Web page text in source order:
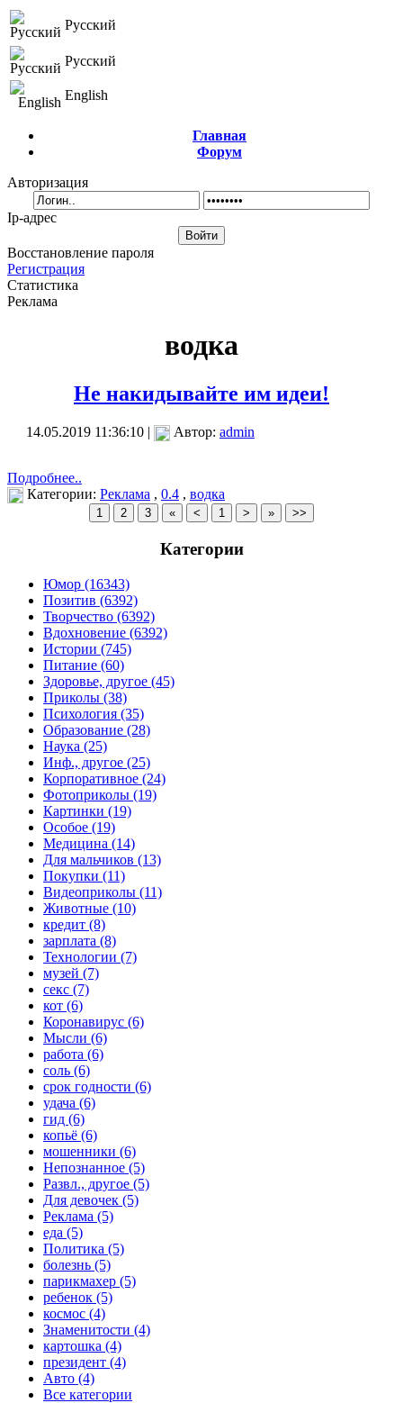
Русский
Русский
English
Главная
Форум
Авторизация
Ip-адрес
Восстановление пароля
Регистрация
Статистика
Реклама
водка
Не накидывайте им идеи!
14.05.2019 11:36:10 | Автор: admin
Подробнее..
Категории: Реклама , 0.4 , водка
Категории
Юмор (16343)
Позитив (6392)
Творчество (6392)
Вдохновение (6392)
Истории (745)
Питание (60)
Здоровье, другое (45)
Приколы (38)
Психология (35)
Образование (28)
Наука (25)
Инф., другое (25)
Корпоративное (24)
Фотоприколы (19)
Картинки (19)
Особое (19)
Медицина (14)
Для мальчиков (13)
Покупки (11)
Видеоприколы (11)
Животные (10)
кредит (8)
зарплата (8)
Технологии (7)
музей (7)
секс (7)
кот (6)
Коронавирус (6)
Мысли (6)
работа (6)
соль (6)
срок годности (6)
удача (6)
гид (6)
копьё (6)
мошенники (6)
Непознанное (5)
Развл., другое (5)
Для девочек (5)
Реклама (5)
еда (5)
Политика (5)
болезнь (5)
парикмахер (5)
ребенок (5)
космос (4)
Знаменитости (4)
картошка (4)
президент (4)
Авто (4)
Все категории